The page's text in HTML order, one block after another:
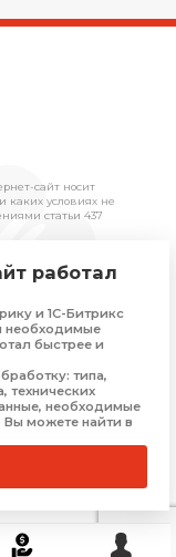
сайт носит
каких условиях не
cтатьи 437
сеть
работал
и 1С-Битрикс
необходимые
быстрее и
типа,
технических
необходимые
можете найти в